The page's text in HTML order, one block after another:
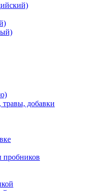
добавки
пробников